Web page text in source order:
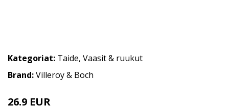
Kategoriat: Taide, Vaasit & ruukut
Brand:Villeroy & Boch
26.9 EUR